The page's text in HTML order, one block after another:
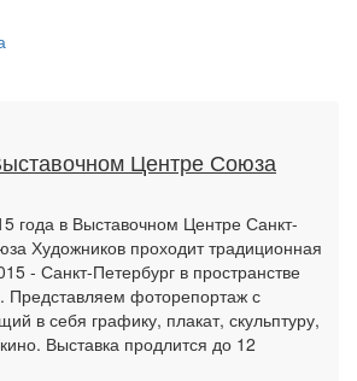
Центре Союза
года в Выставочном Центре Санкт-
Художников проходит традиционная
- Санкт-Петербург в пространстве
Представляем фоторепортаж с
в себя графику, плакат, скульптуру,
Выставка продлится до 12